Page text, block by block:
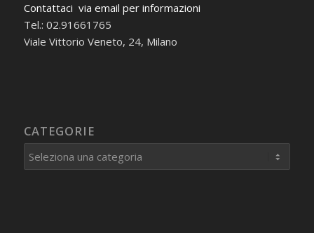
Contattaci via email per informazioni
Tel.: 02.91661765
Viale Vittorio Veneto, 24, Milano
CATEGORIE
Categorie